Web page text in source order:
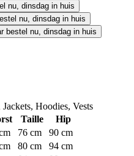
nu, dinsdag in huis
nu, dinsdag in huis
bestel nu, dinsdag in huis
Hoodies, Vests
Taille
Hip
76 cm
90 cm
80 cm
94 cm